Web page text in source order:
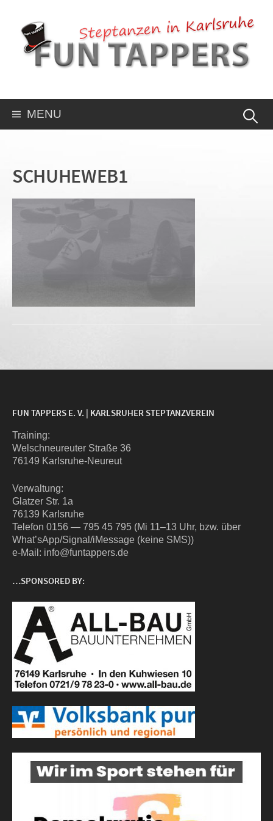
MENU
SCHUHEWEB1
FUN TAPPERS E. V. | KARLSRUHER STEPTANZVEREIN
Trai­ning:
Wel­sch­neu­reu­ter Stra­ße 36
76149 Karlsruhe-Neureut
Ver­wal­tung:
Glat­zer Str. 1a
76139 Karlsruhe
Tele­fon 0156 — 795 45 795 (Mi 11–13 Uhr, bzw. über
What’sApp/Signal/iMessage (kei­ne SMS))
e‑Mail: info@funtappers.de
…SPONSORED BY: